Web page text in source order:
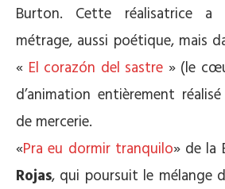
Burton. Cette réalisatrice
métrage, aussi poétique, mais
« El corazón del sastre » (le
d’animation entièrement
de mercerie.
«Pra eu dormir tranquilo» de la
Rojas, qui poursuit le mélange